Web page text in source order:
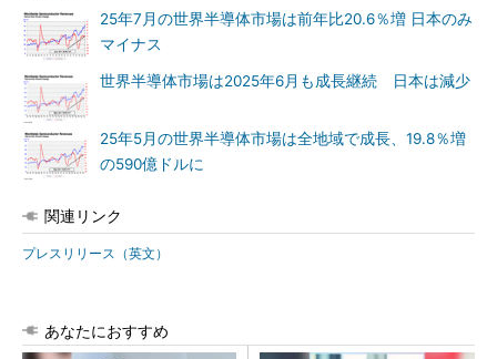
25年7月の世界半導体市場は前年比20.6％増 日本のみ
マイナス
世界半導体市場は2025年6月も成長継続 日本は減少
25年5月の世界半導体市場は全地域で成長、19.8％増
の590億ドルに
関連リンク
プレスリリース（英文）
あなたにおすすめ